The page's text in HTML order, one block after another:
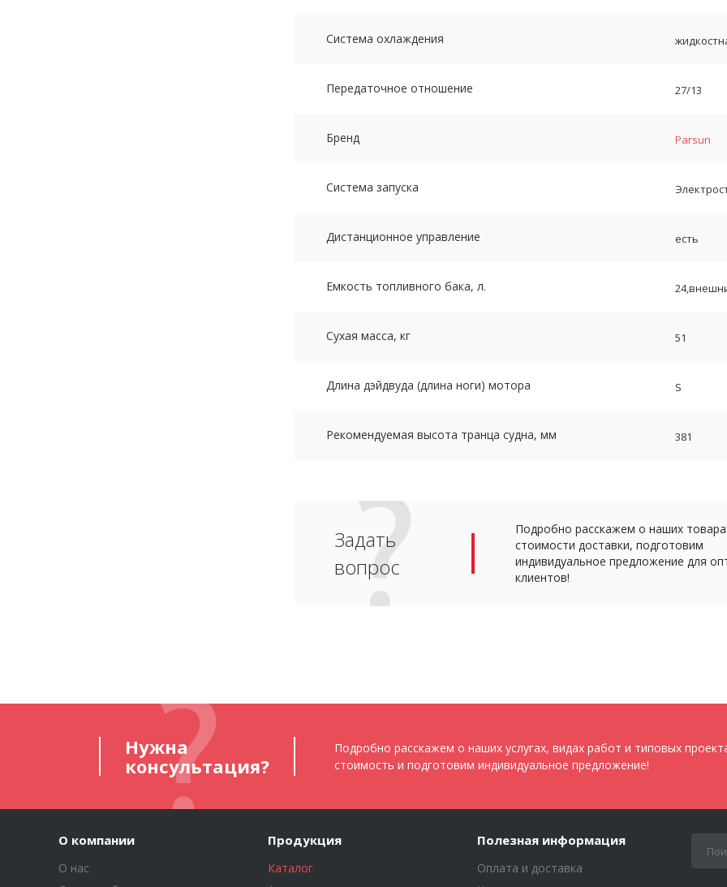
Система охлаждения
Передаточное отношение 27/13
Бренд Parsun
Система запуска
Дистанционное управление есть
Емкость топливного бака, л.
Сухая масса, кг 51
Длина дэйдвуда (длина ноги) мотора S
Рекомендуемая высота транца судна, мм 381
Задать
вопрос
Подробно расскажем о наших
стоимости доставки, подготовим
индивидуальное предложение для
клиентов!
Нужна
консультация?
Подробно расскажем о наших услугах, видах работ и типовых
стоимость и подготовим индивидуальное предложение!
О компании
О нас
Продукция
Каталог
Полезная информация
Оплата и доставка